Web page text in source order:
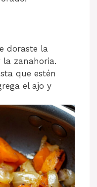
doraste la
la zanahoria.
que estén
el ajo y